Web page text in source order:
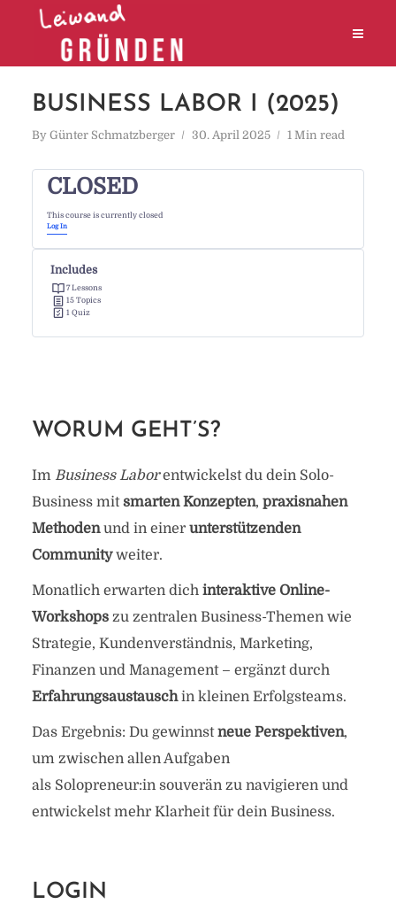
BUSINESS LABOR I (2025)
By Günter Schmatzberger 30. April 2025 1 Min read
WORUM GEHT’S?
Im Business Laborentwickelst du dein Solo-
Business mitsmarten Konzepten, praxisnahen
Methodenund in einer unterstützenden
Communityweiter.
Monatlich erwarten dich interaktive Online-
Workshopszu zentralen Business-Themen wie
Strategie, Kundenverständnis, Marketing,
Finanzen und Management – ergänzt durch
Erfahrungsaustauschin kleinen Erfolgsteams.
Das Ergebnis: Du gewinnstneue Perspektiven,
um zwischen allen Aufgaben
als Solopreneur:in souverän zu navigieren und
entwickelst mehr Klarheit für dein Business.
LOGIN
CLOSED
This course is currently closed
Log In
Includes
7 Lessons
15 Topics
1 Quiz